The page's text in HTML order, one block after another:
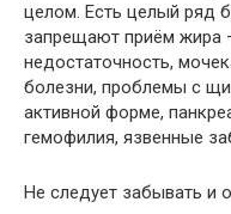
целом. Есть целый ряд
запрещают приём жира
недостаточность,
болезни, проблемы с
активной форме,
гемофилия, язвенные
Не следует забывать и